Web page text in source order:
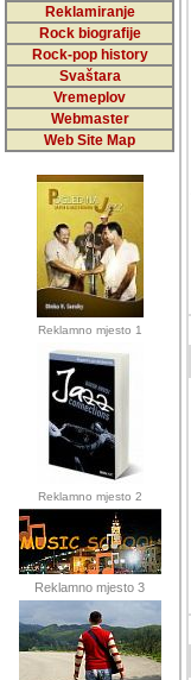
Reklamiranje
Rock biografije
Rock-pop history
Svaštara
Vremeplov
Webmaster
Web Site Map
Reklamno mjesto 1
Reklamno mjesto 2
Reklamno mjesto 3